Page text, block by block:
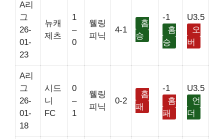
A리
그
26-
01-
23
뉴캐
제츠
1
–
0
웰링
피닉
4-1
홈
승
-1
홈
승
U3.5
오
버
A리
그
26-
01-
18
시드
니
FC
0
–
1
웰링
피닉
0-2
홈
패
-1
홈
패
U3.5
언
더